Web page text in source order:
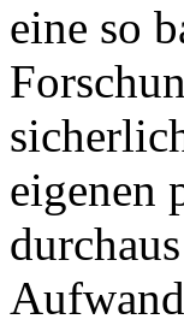
eine so
eigenen